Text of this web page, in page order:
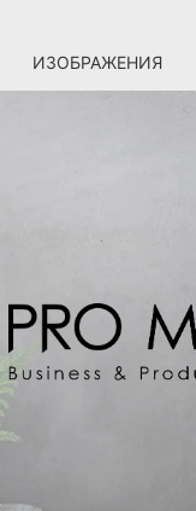
ИЗОБРАЖЕНИЯ